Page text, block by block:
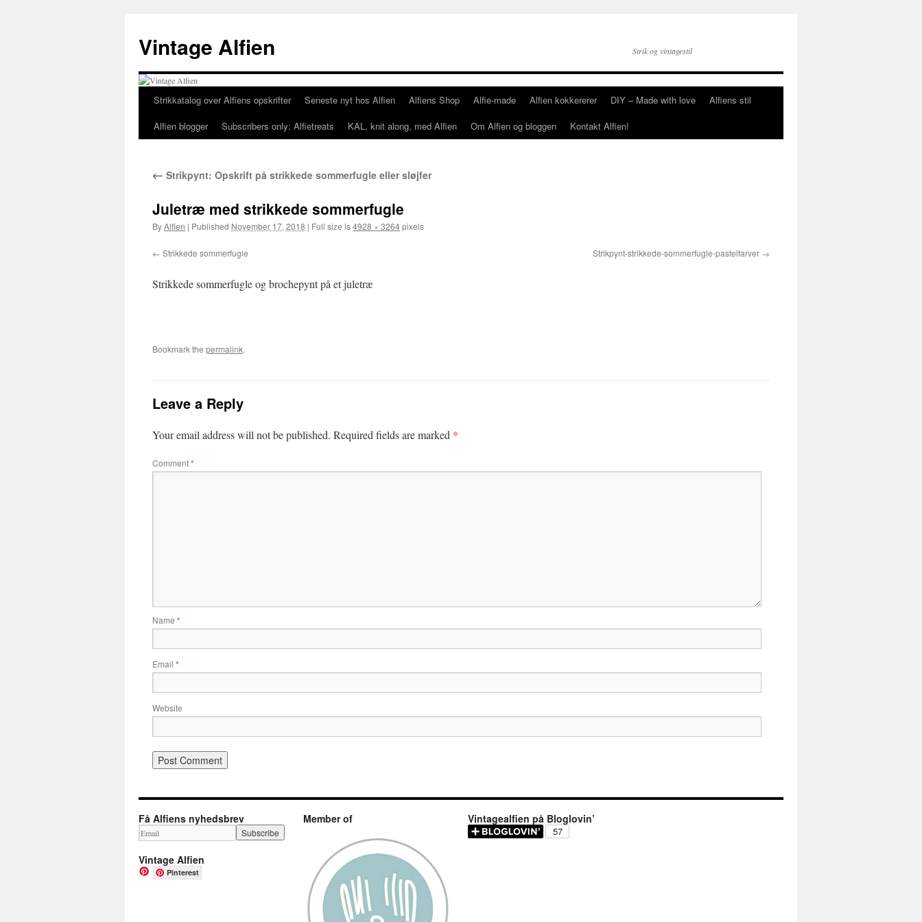
content
Vintage Alfien Strik og vintagestil
Strikkatalog over Alfiens opskrifter Seneste nyt hos Alfien Alfiens Shop Alfie-made Alfien kokkererer DIY – Made with love
Alfiens stil
Alfien blogger
Subscribers only: Alfietreats KAL, knit along, med Alfien Om Alfien og bloggen Kontakt Alfien!
← Strikpynt: Opskrift på strikkede sommerfugle eller sløjfer
Juletræ med strikkede sommerfugle
ByAlfien | Published November 17, 2018 | Full size is4928 × 3264pixels
Strikkede sommerfugle Strikpynt-strikkede-sommerfugle-pastelfarver
Strikkede sommerfugle og brochepynt på et juletræ
Bookmark the permalink.
Leave a Reply
Your email address will not be published. Required fields are marked *
Comment*
Name *
Email *
Website
Få Alfiens nyhedsbrev
Vintage Alfien
Pinterest
Member of Vintagealfien på Bloglovin’